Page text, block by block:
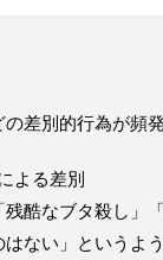
差別的行為が頻発
よる差別
酷なブタ殺し」
ない」というよ